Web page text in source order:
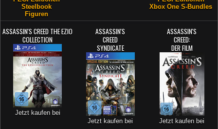
Steelbook
Figuren
Xbox One S-Bundles
ASSASSIN'S CREED THE EZIO
COLLECTION
Jetzt kaufen bei
ASSASSIN'S
CREED
SYNDICATE
Jetzt kaufen bei
ASSASSIN'S
CREED:
DER FILM
Jetzt kaufen bei